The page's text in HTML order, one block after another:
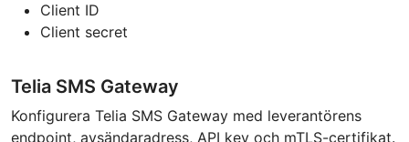
Client ID
Client secret
Telia SMS Gateway
Konfigurera Telia SMS Gateway med leverantörens
endpoint, avsändaradress, API key och mTLS-certifikat.